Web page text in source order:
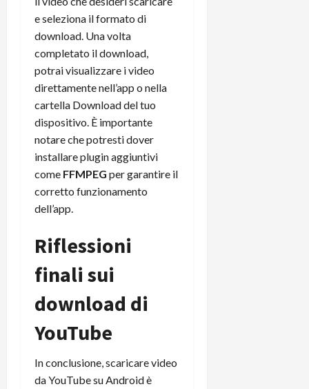
e seleziona il formato di
download. Una volta
completato il download,
potrai visualizzare i video
direttamente nell’app o nella
cartella Download del tuo
dispositivo. È importante
notare che potresti dover
installare plugin aggiuntivi
come FFMPEG per garantire il
corretto funzionamento
dell’app.
Riflessioni
finali sui
download di
YouTube
In conclusione, scaricare video
da YouTube su Android è